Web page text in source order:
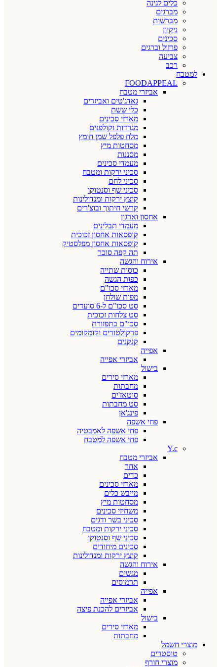
כלים לגינה
מברגים
מברשות
ניקיון
סכינים
פרזול וברגים
צביעה
רכב
למטבח
FOODAPPEAL
אביזרי מטבח
גאדג'טים ואביזרים
כלי ששת
מארזי סכינים
מגרדות וקולפנים
מלח פלפל שמן חומץ
מסחטות מיץ
מסננות
מעמדי סכינים
סכיני ירקות ומטבח
סכיני לחם
סכיני שף וסנטוקו
קוצץ ירקות ומנדולינות
קרשי חיתוך ובוצ'רים
אחסון וארגון
מעמדי תבלינים
קופסאות אחסון זכוכית
קופסאות אחסון מפלסטיק
תה קפה סוכר
אירוח והגשה
כוסות שתייה
כפות הגשה
מארזי סכו"ם
מפות שולחן
סט סכו"ם ל-6 סועדים
סט צלחות זכוכית
סכו"ם בתפזורת
פרקולטורים וקומקומים
קנקנים
אפייה
אביזרי אפייה
בישול
מארזי סירים
מחבתות
סוטאז'ים
סט מחבתות
פינג'אן
פחי אשפה
פחי אשפה לאמבטיה
פחי אשפה למטבח
Y.c
אביזרי מטבח
אחר
כדים
מארזי סכינים
מייבש כלים
מסחטות מיץ
משחיזי סכינים
סכיני בשר ודגים
סכיני ירקות ומטבח
סכיני שף וסנטוקו
סכינים מיחודים
קוצץ ירקות ומנדולינות
אירוח והגשה
מגשים
תרמוסים
אפייה
אביזרי אפייה
אביזרים להכנת פיצה
בישול
מארזי סירים
מחבתות
מוצרי חשמל
טוסטרים
מוצרי חורף